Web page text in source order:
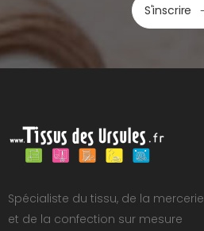
S'inscrire
Spécialiste du tissu, de la mercerie
et de la confection sur mesure